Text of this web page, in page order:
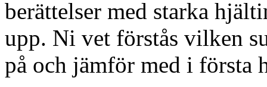
berättelser med starka
upp. Ni vet förstås vilken
på och jämför med i första